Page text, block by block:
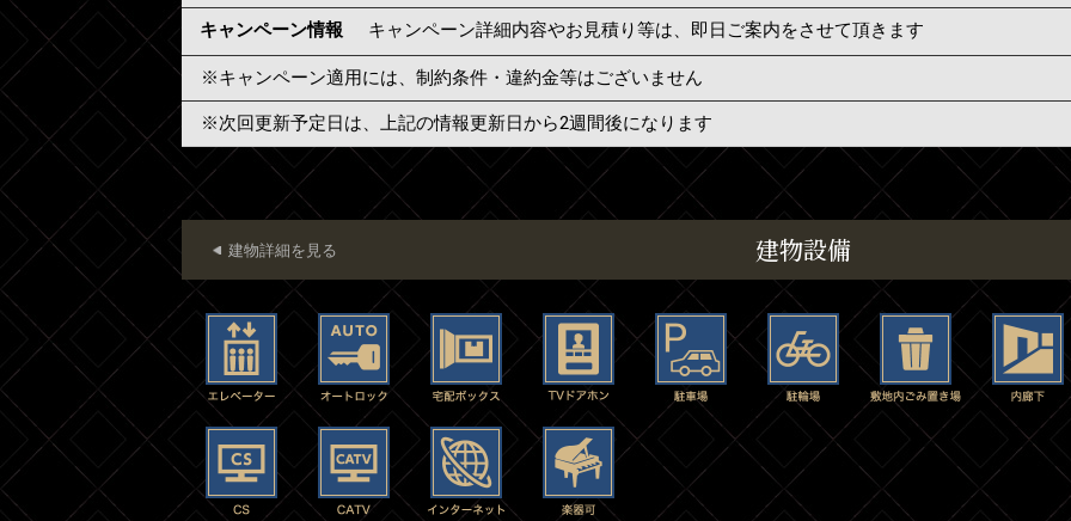
キャンペーン情報 キャンペーン詳細内容やお見積り等は、即日ご案内をさせて頂きます
※キャンペーン適用には、制約条件・違約金等はございません
※次回更新予定日は、上記の情報更新日から2週間後になります
建物設備
建物詳細を見る